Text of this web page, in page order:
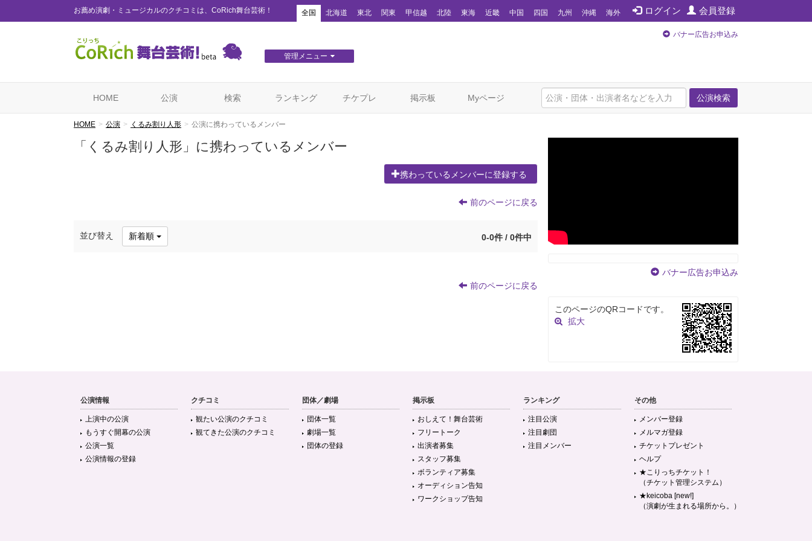
お薦め演劇・ミュージカルのクチコミは、CoRich舞台芸術！ ログイン 会員登録
全国 北海道 東北 関東 甲信越 北陸 東海 近畿 中国 四国 九州 沖縄 海外
管理メニュー
バナー広告お申込み
公演検索
HOME 公演 検索 ランキング チケプレ 掲示板 Myページ
HOME 公演 くるみ割り人形 公演に携わっているメンバー
「くるみ割り人形」に携わっているメンバー
携わっているメンバーに登録する
前のページに戻る
並び替え 新着順 0-0件 / 0件中
前のページに戻る
バナー広告お申込み
このページのQRコードです。
拡大
公演情報
上演中の公演
もうすぐ開幕の公演
公演一覧
公演情報の登録
クチコミ
観たい公演のクチコミ
観てきた公演のクチコミ
団体／劇場
団体一覧
劇場一覧
団体の登録
掲示板
おしえて！舞台芸術
フリートーク
出演者募集
スタッフ募集
ボランティア募集
オーディション告知
ワークショップ告知
ランキング
注目公演
注目劇団
注目メンバー
その他
メンバー登録
メルマガ登録
チケットプレゼント
ヘルプ
★こりっちチケット！
（チケット管理システム）
★keicoba [new!]
（演劇が生まれる場所から。）